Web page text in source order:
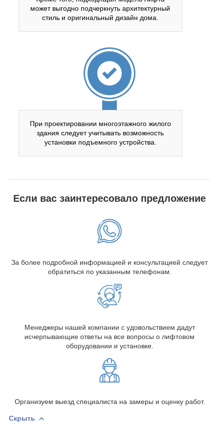
может выгодно подчеркнуть архитектурный
стиль и оригинальный дизайн дома.
При проектировании многоэтажного жилого
здания следует учитывать возможность
установки подъемного устройства.
Если вас заинтересовало предложение
За более подробной информацией и консультацией следует
обратиться по указанным телефонам.
Менеджеры нашей компании с удовольствием дадут
исчерпывающие ответы на все вопросы о лифтовом
оборудовании и установке.
Организуем выезд специалиста на замеры и оценку работ.
Скрыть